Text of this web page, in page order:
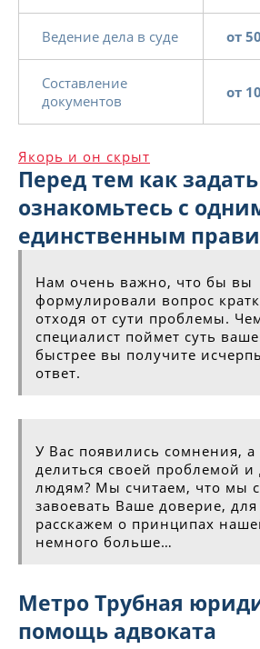
Ведение дела в суде от
Составление
документов
от
Якорь и он скрыт
Перед тем как
ознакомьтесь с
единственным
Нам очень важно, что бы вы
формулировали вопрос
отходя от сути проблемы.
специалист поймет суть
быстрее вы получите
ответ.
У Вас появились сомнения, а
делиться своей проблемой и
людям? Мы считаем, что мы
завоевать Ваше доверие, для
расскажем о принципах
немного больше…
Метро Трубная
помощь адвоката